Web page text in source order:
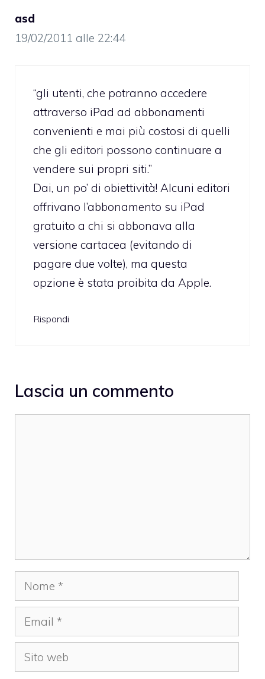
asd
19/02/2011 alle 22:44
“gli utenti, che potranno accedere
attraverso iPad ad abbonamenti
convenienti e mai più costosi di quelli
che gli editori possono continuare a
vendere sui propri siti.”
Dai, un po’ di obiettività! Alcuni editori
offrivano l’abbonamento su iPad
gratuito a chi si abbonava alla
versione cartacea (evitando di
pagare due volte), ma questa
opzione è stata proibita da Apple.
Rispondi
Lascia un commento
Nome
Email
Sito
web